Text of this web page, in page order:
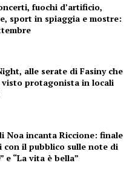
fuochi d’artificio,
sport in spiaggia e mostre:
alle serate di Fasiny che
protagonista in locali
Noa incanta Riccione: finale
con il pubblico sulle note di
e “La vita è bella”